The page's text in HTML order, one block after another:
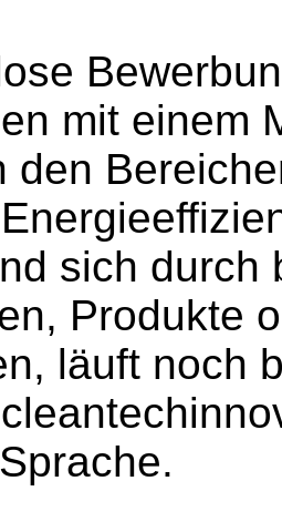
mit einem
den
sich durch
Produkte
läuft noch